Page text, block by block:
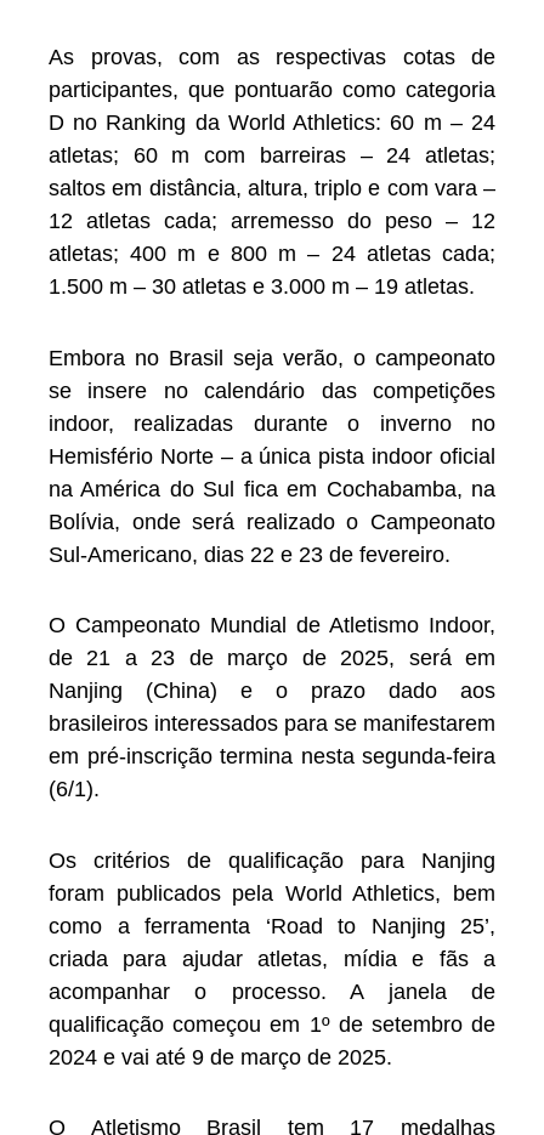
As provas, com as respectivas cotas de
participantes, que pontuarão como categoria
D no Ranking da World Athletics: 60 m – 24
atletas; 60 m com barreiras – 24 atletas;
saltos em distância, altura, triplo e com vara –
12 atletas cada; arremesso do peso – 12
atletas; 400 m e 800 m – 24 atletas cada;
1.500 m – 30 atletas e 3.000 m – 19 atletas.
Embora no Brasil seja verão, o campeonato
se insere no calendário das competições
indoor, realizadas durante o inverno no
Hemisfério Norte – a única pista indoor oficial
na América do Sul fica em Cochabamba, na
Bolívia, onde será realizado o Campeonato
Sul-Americano, dias 22 e 23 de fevereiro.
O Campeonato Mundial de Atletismo Indoor,
de 21 a 23 de março de 2025, será em
Nanjing (China) e o prazo dado aos
brasileiros interessados para se manifestarem
em pré-inscrição termina nesta segunda-feira
(6/1).
Os critérios de qualificação para Nanjing
foram publicados pela World Athletics, bem
como a ferramenta ‘Road to Nanjing 25’,
criada para ajudar atletas, mídia e fãs a
acompanhar o processo. A janela de
qualificação começou em 1º de setembro de
2024 e vai até 9 de março de 2025.
O Atletismo Brasil tem 17 medalhas